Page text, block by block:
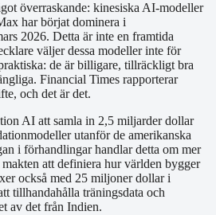
överraskande: kinesiska AI-modeller
har börjat dominera i
2026. Detta är inte en framtida
väljer dessa modeller inte för
de är billigare, tillräckligt bra
Financial Times rapporterar
och det är det.
AI att samla in 2,5 miljarder dollar
utanför de amerikanska
i förhandlingar handlar detta om mer
att definiera hur världen bygger
också med 25 miljoner dollar i
tillhandahålla träningsdata och
av det från Indien.